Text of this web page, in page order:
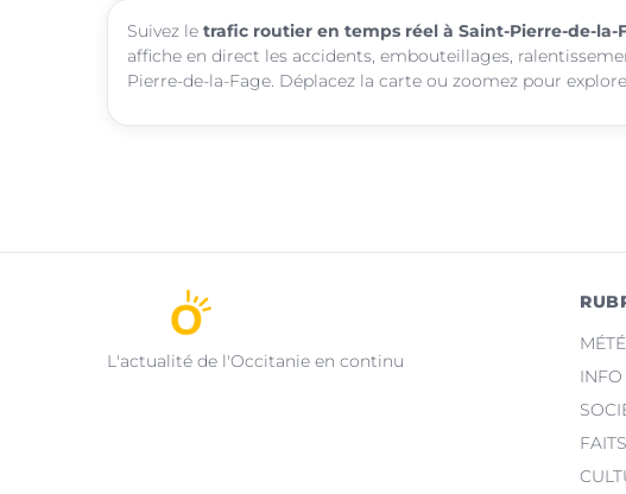
Suivez le trafic routier en temps réel à Saint-Pierre-de-la-
affiche en direct les accidents, embouteillages,
Pierre-de-la-Fage. Déplacez la carte ou zoomez pour
L'actualité de l'Occitanie en continu
INFO